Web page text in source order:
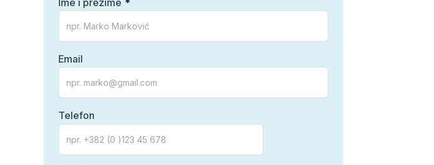
Ime i prezime
Email
Telefon